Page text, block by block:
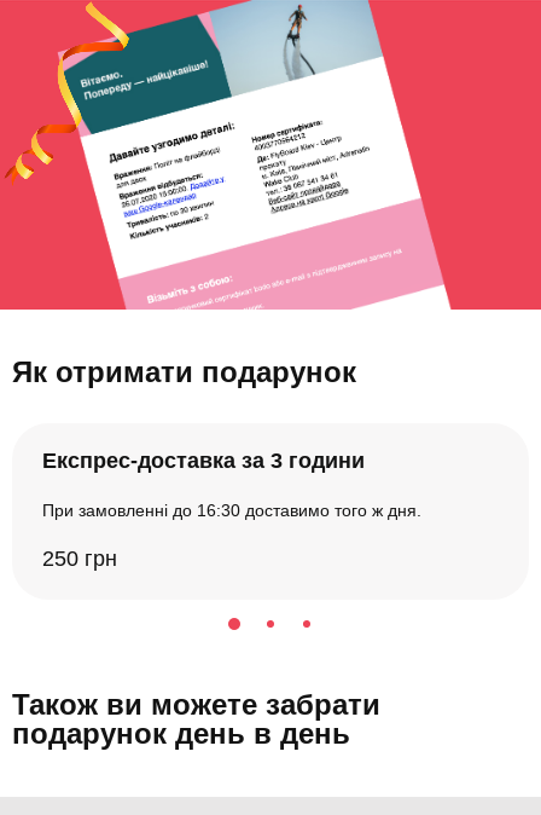
Як отримати подарунок
Експрес-доставка за 3 години
При замовленні до 16:30 доставимо того ж дня.
250 грн
Також ви можете забрати
подарунок день в день